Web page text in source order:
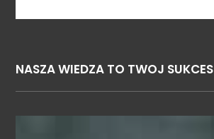
NASZA WIEDZA TO TWOJ SUKCES